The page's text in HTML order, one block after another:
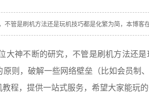
管是刷机方法还是玩机技巧都是化繁为简，本博
神不断的研究，不管是刷机方法还
则，破解一些网络壁垒（比如会员制
程，提供一站式服务，希望大家能玩的